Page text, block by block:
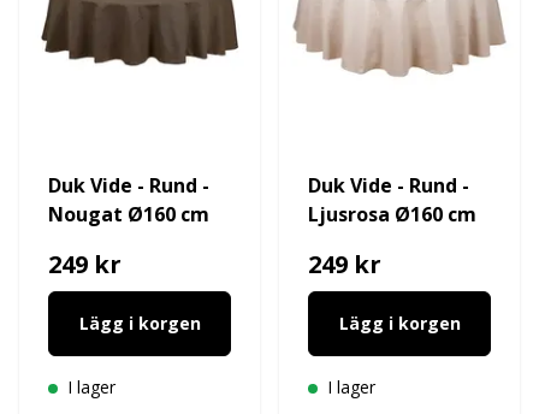
Duk Vide - Rund -
Nougat Ø160 cm
249 kr
Lägg i korgen
I lager
Duk Vide - Rund -
Ljusrosa Ø160 cm
249 kr
Lägg i korgen
I lager